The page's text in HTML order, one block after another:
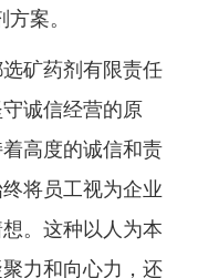
案。
矿药剂有限责任
诚信经营的原
高度的诚信和责
将员工视为企业
。这种以人为本
力和向心力，还